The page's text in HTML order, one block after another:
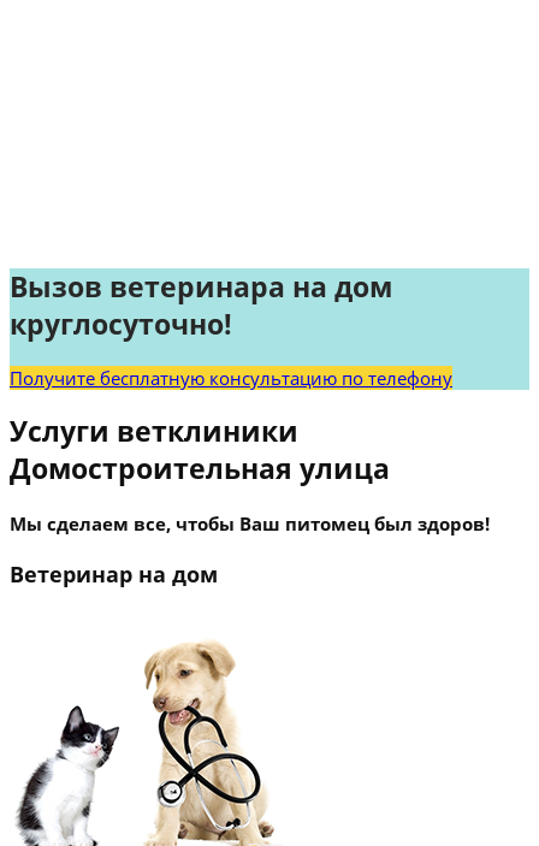
Вызов ветеринара на дом
круглосуточно!
Получите бесплатную консультацию по телефону
Услуги ветклиники
Домостроительная улица
Мы сделаем все, чтобы Ваш питомец был здоров!
Ветеринар на дом